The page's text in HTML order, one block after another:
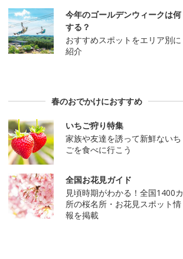
今年のゴールデンウィークは何
する？
おすすめスポットをエリア別に
紹介
春のおでかけにおすすめ
いちご狩り特集
家族や友達を誘って新鮮ないち
ごを食べに行こう
全国お花見ガイド
見頃時期がわかる！全国1400カ
所の桜名所・お花見スポット情
報を掲載